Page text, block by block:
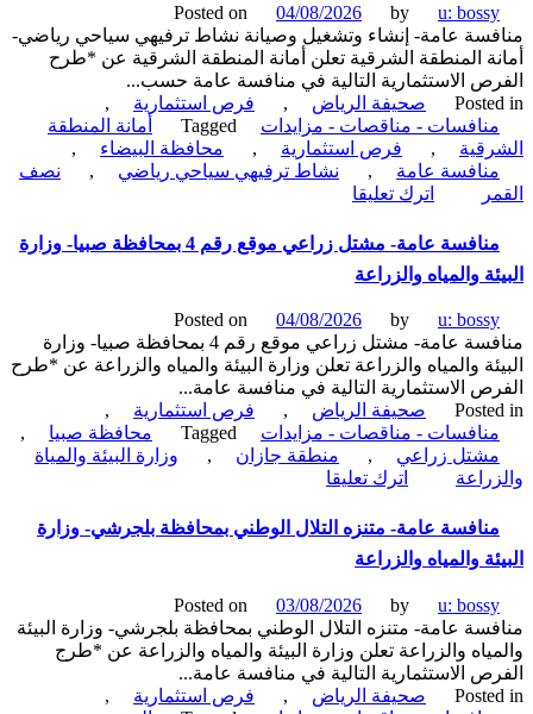
سيارات-
أمانة
منطقة
المدينة
المنورة
Posted on 04/08/2026 by
u:
عامة- إنشاء وتشغيل وصيانة نشاط ترفيهي سياحي رياضي-
المنطقة الشرقية تعلن أمانة المنطقة الشرقية عن *طرح
الاستثمارية التالية في منافسة عامة حسب...
صحيفة الرياض , فرص استثمارية
,
- مناقصات - مزايدات
Tagged
أمانة المنطقة
, فرص استثمارية , محافظة البيضاء
,
عامة
, نشاط ترفيهي سياحي رياضي ,
نصف
اترك تعليقاon
عامة-
إنشاء
وتشغيل
نشاط
ترفيهي
سياحي
رياضي-
أمانة
المنطقة
الشرقية
منافسة عامة- مشتل زراعي موقع رقم 4 بمحافظة صبيا- وزارة
والمياه والزراعة
Posted on 04/08/2026 by
u:
منافسة عامة- مشتل زراعي موقع رقم 4 بمحافظة صبيا- وزارة
والمياه والزراعة تعلن وزارة البيئة والمياه والزراعة عن *طرح
الاستثمارية التالية في منافسة عامة...
صحيفة الرياض , فرص استثمارية
,
- مناقصات - مزايدات
Tagged محافظة صبيا
,
زراعي
, منطقة جازان ,
وزارة البيئة والمياة
اترك تعليقاon
عامة-
مشتل
زراعي
رقم
4
بمحافظة
صبيا-
وزارة
عامة- متنزه التلال الوطني بمحافظة بلجرشي- وزارة
والمياه والزراعة
Posted on 03/08/2026 by
u:
عامة- متنزه التلال الوطني بمحافظة بلجرشي- وزارة البيئة
والزراعة تعلن وزارة البيئة والمياه والزراعة عن *طرج
الاستثمارية التالية في منافسة عامة...
صحيفة الرياض , فرص استثمارية
,